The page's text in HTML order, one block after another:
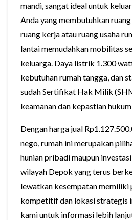
mandi, sangat ideal untuk
Anda yang membutuhkan
ruang kerja atau ruang usaha
lantai memudahkan mobilitas
keluarga. Daya listrik 1.300
kebutuhan rumah tangga, dan
sudah Sertifikat Hak Milik
keamanan dan kepastian
Dengan harga jual
nego, rumah ini merupakan
hunian pribadi maupun
wilayah Depok yang terus
lewatkan kesempatan memiliki
kompetitif dan lokasi strategis
kami untuk informasi lebih